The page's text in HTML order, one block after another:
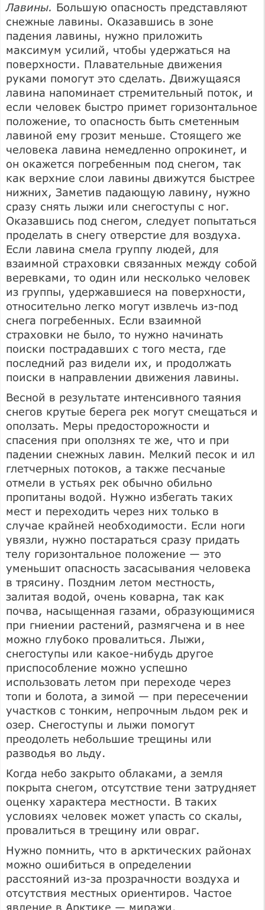
Лавины. Большую опасность представляют
снежные лавины. Оказавшись в зоне
падения лавины, нужно приложить
максимум усилий, чтобы удержаться на
поверхности. Плавательные движения
руками помогут это сделать. Движущаяся
лавина напоминает стремительный поток, и
если человек быстро примет горизонтальное
положение, то опасность быть сметенным
лавиной ему грозит меньше. Стоящего же
человека лавина немедленно опрокинет, и
он окажется погребенным под снегом, так
как верхние слои лавины движутся быстрее
нижних, Заметив падающую лавину, нужно
сразу снять лыжи или снегоступы с ног.
Оказавшись под снегом, следует попытаться
проделать в снегу отверстие для воздуха.
Если лавина смела группу людей, для
взаимной страховки связанных между собой
веревками, то один или несколько человек
из группы, удержавшиеся на поверхности,
относительно легко могут извлечь из-под
снега погребенных. Если взаимной
страховки не было, то нужно начинать
поиски пострадавших с того места, где
последний раз видели их, и продолжать
поиски в направлении движения лавины.
Весной в результате интенсивного таяния
снегов крутые берега рек могут смещаться и
оползать. Меры предосторожности и
спасения при оползнях те же, что и при
падении снежных лавин. Мелкий песок и ил
глетчерных потоков, а также песчаные
отмели в устьях рек обычно обильно
пропитаны водой. Нужно избегать таких
мест и переходить через них только в
случае крайней необходимости. Если ноги
увязли, нужно постараться сразу придать
телу горизонтальное положение — это
уменьшит опасность засасывания человека
в трясину. Поздним летом местность,
залитая водой, очень коварна, так как
почва, насыщенная газами, образующимися
при гниении растений, размягчена и в нее
можно глубоко провалиться. Лыжи,
снегоступы или какое-нибудь другое
приспособление можно успешно
использовать летом при переходе через
топи и болота, а зимой — при пересечении
участков с тонким, непрочным льдом рек и
озер. Снегоступы и лыжи помогут
преодолеть небольшие трещины или
разводья во льду.
Когда небо закрыто облаками, а земля
покрыта снегом, отсутствие тени затрудняет
оценку характера местности. В таких
условиях человек может упасть со скалы,
провалиться в трещину или овраг.
Нужно помнить, что в арктических районах
можно ошибиться в определении
расстояний из-за прозрачности воздуха и
отсутствия местных ориентиров. Частое
явление в Арктике — миражи.